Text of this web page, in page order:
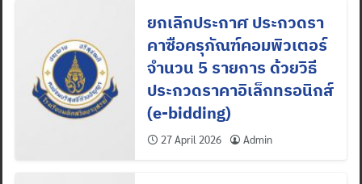
ยกเลิกประกาศ ประกวดรา
คาซือครุภัณฑ์คอมพิวเตอร์
จำนวน 5 รายการ ด้วยวิธี
ประกวดราคาอิเล็กทรอนิกส์
(e-bidding)
27 April 2026 Admin